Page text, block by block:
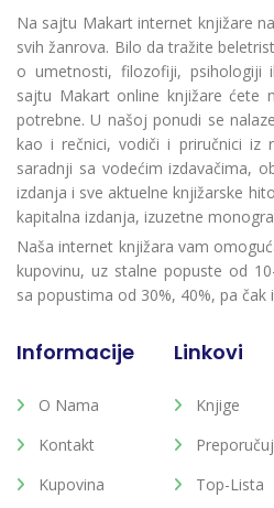
Na sajtu Makart internet knjižare
svih žanrova. Bilo da tražite
o umetnosti, filozofiji, psihologiji
sajtu Makart online knjižare ćete
potrebne. U našoj ponudi se
kao i rečnici, vodiči i priručnici iz
saradnji sa vodećim izdavačima,
izdanja i sve aktuelne knjižarske
kapitalna izdanja, izuzetne
Naša internet knjižara vam
kupovinu, uz stalne popuste od
sa popustima od 30%, 40%, pa čak
Informacije
O Nama
Kontakt
Kupovina
Linkovi
Knjige
Top-Lista